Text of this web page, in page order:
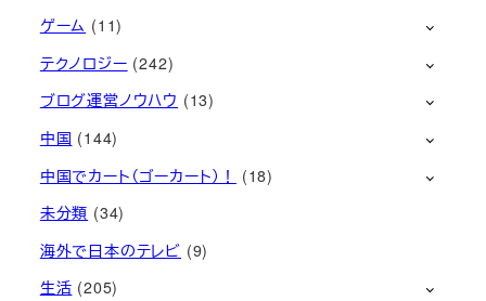
ゲーム (11)
テクノロジー (242)
ブログ運営ノウハウ (13)
中国 (144)
中国でカート（ゴーカート）！
(18)
未分類 (34)
海外で日本のテレビ (9)
生活 (205)